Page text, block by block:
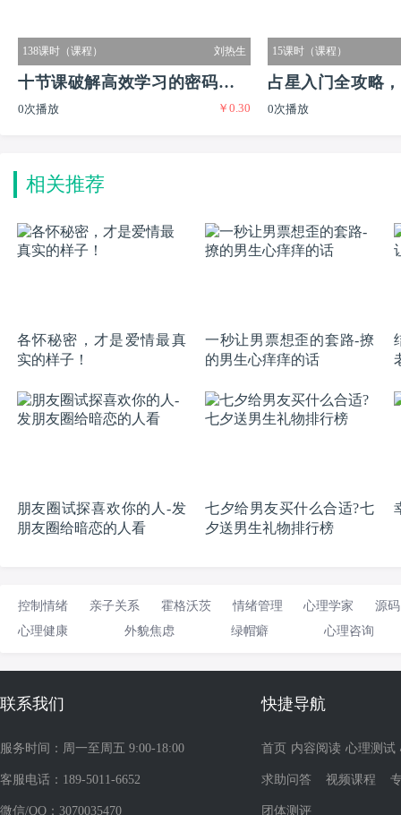
138课时（课程） 刘热生
十节课破解高效学习的密码实现
普通生到尖子生的逆袭
0次播放 ￥0.30
15课时（课程）
占星入门全攻略
又有闲的迷人职业
0次播放
相关推荐
各怀秘密，才是爱情最真
实的样子！
一秒让男票想歪的套路-撩
的男生心痒痒的话
朋友圈试探喜欢你的人-发
朋友圈给暗恋的人看
七夕给男友买什么合适?七
夕送男生礼物排行榜
控制情绪 亲子关系 霍格沃茨 情绪管理 心理学家
源码
心理健康
外貌焦虑 绿帽癖 心理咨询
联系我们
服务时间：周一至周五 9:00-18:00
客服电话：189-5011-6652
微信/QQ：3070035470
快捷导航
首页 内容阅读 心理测试
求助问答 视频课程
团体测评